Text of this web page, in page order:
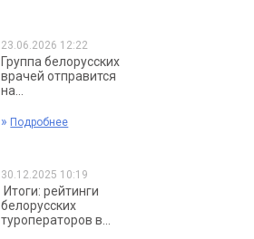
23.06.2026 12:22
Группа белорусских
врачей отправится
на...
» Подробнее
30.12.2025 10:19
Итоги: рейтинги
белорусских
туроператоров в...